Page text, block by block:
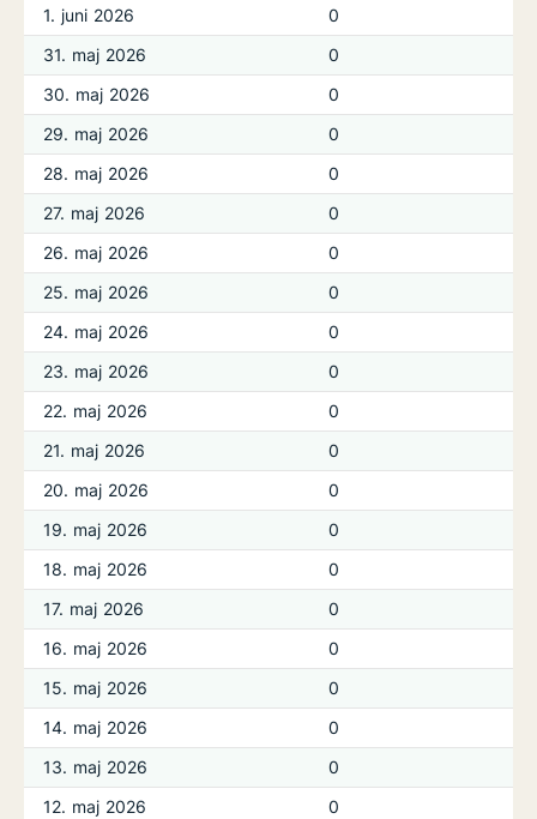
1. juni 2026
0
31. maj 2026
0
30. maj 2026
0
29. maj 2026
0
28. maj 2026
0
27. maj 2026
0
26. maj 2026
0
25. maj 2026
0
24. maj 2026
0
23. maj 2026
0
22. maj 2026
0
21. maj 2026
0
20. maj 2026
0
19. maj 2026
0
18. maj 2026
0
17. maj 2026
0
16. maj 2026
0
15. maj 2026
0
14. maj 2026
0
13. maj 2026
0
12. maj 2026
0